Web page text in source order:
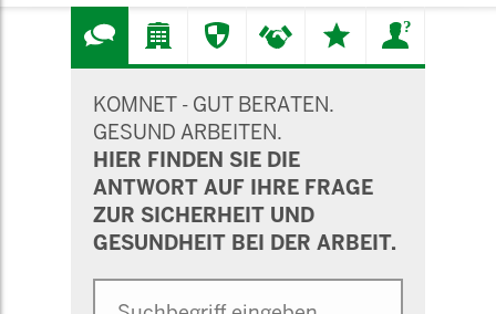
KOMNET - GUT BERATEN.
GESUND ARBEITEN.
HIER FINDEN SIE DIE
ANTWORT AUF IHRE FRAGE
ZUR SICHERHEIT UND
GESUNDHEIT BEI DER ARBEIT.